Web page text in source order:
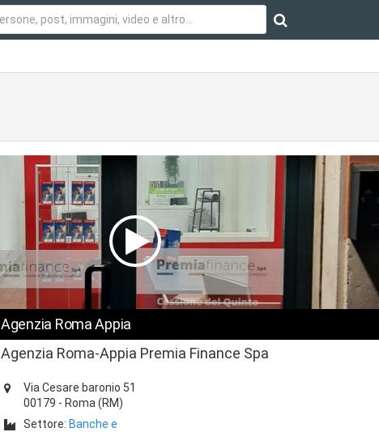
Agenzia Roma Appia
Agenzia Roma-Appia Premia Finance Spa
Via Cesare baronio 51
00179 - Roma (RM)
Settore: Banche e